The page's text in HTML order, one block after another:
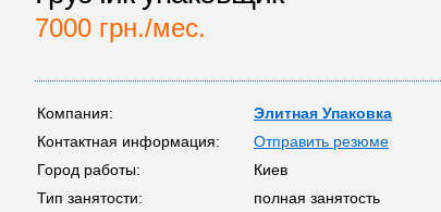
7000 грн./мес.
Компания:
Элитная Упаковка
Контактная информация:
Отправить резюме
Город работы:
Киев
Тип занятости:
полная занятость